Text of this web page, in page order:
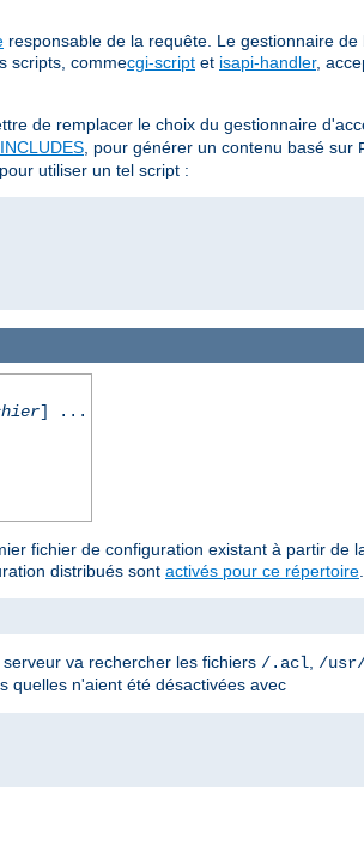
responsable de la requête. Le gestionnaire
scripts, commecgi-script et isapi-handler,
de remplacer le choix du gestionnaire
INCLUDES, pour générer un contenu basé sur
utiliser un tel script :
] ...
fichier de configuration existant à partir de
distribués sont activés pour ce répertoire
serveur va rechercher les fichiers /.acl /
quelles n'aient été désactivées avec